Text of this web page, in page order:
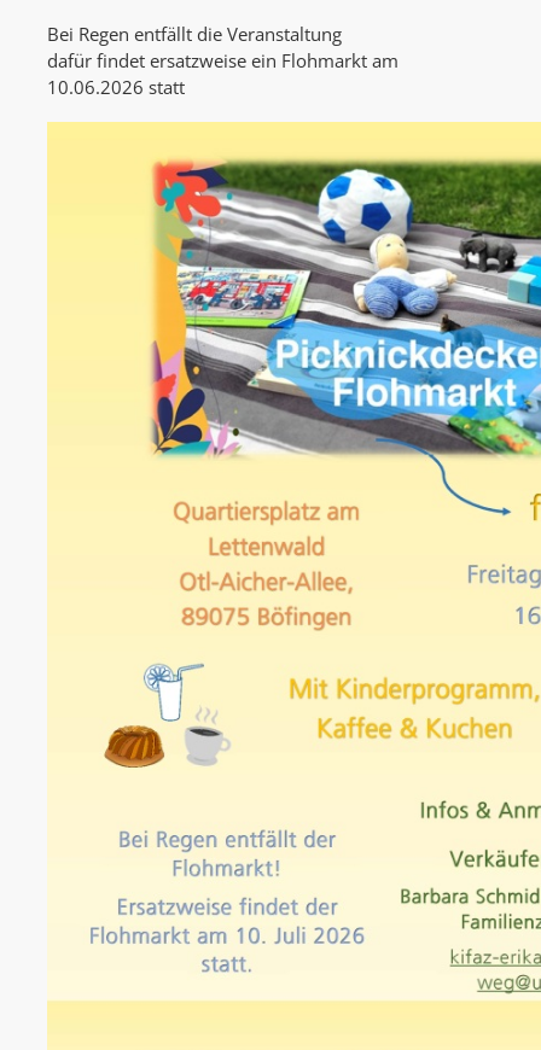
Bei Regen entfällt die Veranstaltung
dafür findet ersatzweise ein Flohmarkt am
10.06.2026 statt